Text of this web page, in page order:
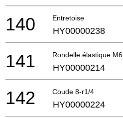
Entretoise
140 HY00000238
Rondelle élastique M6
141 HY00000214
Coude 8-r1/4
142 HY00000224